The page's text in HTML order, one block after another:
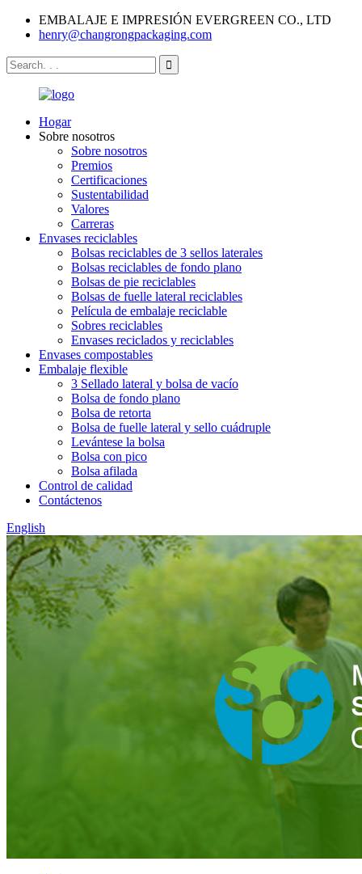
EMBALAJE E IMPRESIÓN EVERGREEN CO., LTD
henry@changrongpackaging.com
Hogar
Sobre nosotros
Sobre nosotros
Premios
Certificaciones
Sustentabilidad
Valores
Carreras
Envases reciclables
Bolsas reciclables de 3 sellos laterales
Bolsas reciclables de fondo plano
Bolsas de pie reciclables
Bolsas de fuelle lateral reciclables
Película de embalaje reciclable
Sobres reciclables
Envases reciclados y reciclables
Envases compostables
Embalaje flexible
3 Sellado lateral y bolsa de vacío
Bolsa de fondo plano
Bolsa de retorta
Bolsa de fuelle lateral y sello cuádruple
Levántese la bolsa
Bolsa con pico
Bolsa afilada
Control de calidad
Contáctenos
English